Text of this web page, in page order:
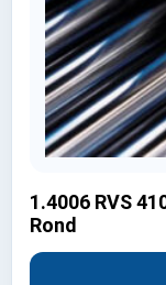
1.4006 RVS
Rond